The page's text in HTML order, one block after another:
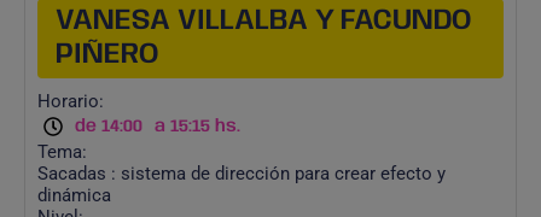
VANESA VILLALBA Y FACUNDO
PIÑERO
Horario:
de 14:00 a 15:15 hs.
Tema:
Sacadas : sistema de dirección para crear efecto y
dinámica